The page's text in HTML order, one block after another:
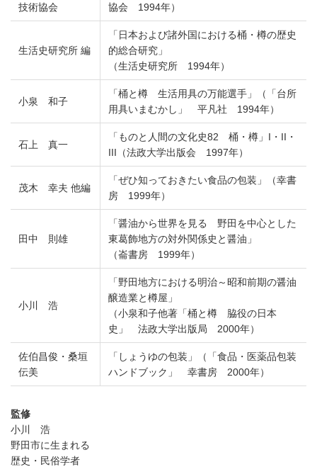
技術協会
協会 1994年）
生活史研究所 編
「日本および諸外国における桶・樽の歴史
的総合研究」
（生活史研究所 1994年）
小泉 和子
「桶と樽 生活用具の万能選手」（「台所
用具いまむかし」 平凡社 1994年）
石上 真一
「ものと人間の文化史82 桶・樽」I・II・
III（法政大学出版会 1997年）
茂木 幸夫 他編
「ぜひ知っておきたい食品の包装」（幸書
房 1999年）
田中 則雄
「醤油から世界を見る 野田を中心とした
東葛飾地方の対外関係史と醤油」
（崙書房 1999年）
小川 浩
「野田地方における明治～昭和前期の醤油
醸造業と樽屋」
（小泉和子他著「桶と樽 脇役の日本
史」 法政大学出版局 2000年）
佐伯昌俊・桑垣
伝美
「しょうゆの包装」（「食品・医薬品包装
ハンドブック」 幸書房 2000年）
監修
小川 浩
野田市に生まれる
歴史・民俗学者